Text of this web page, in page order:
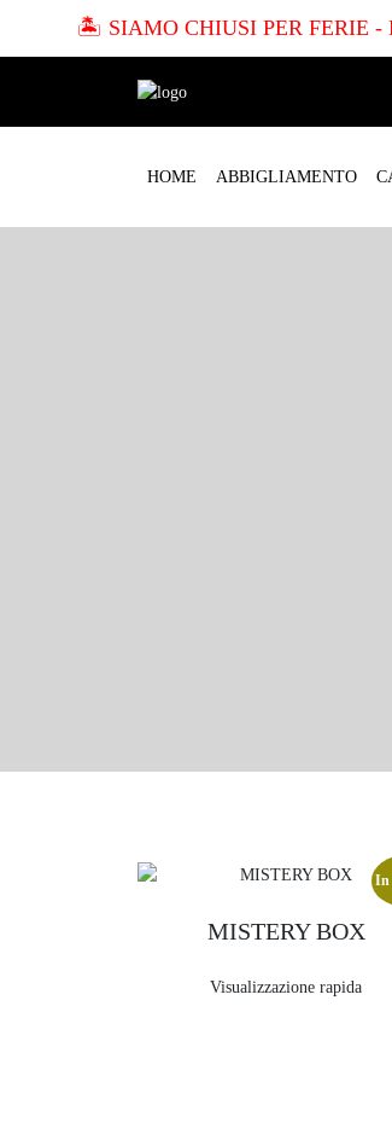
🏝️ SIAMO CHIUSI PER FERIE -
HOME ABBIGLIAMENTO
In
MISTERY BOX
Visualizzazione rapida